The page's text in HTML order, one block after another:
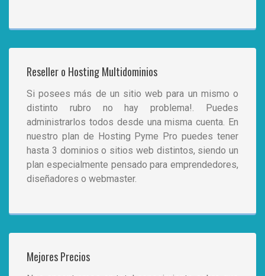
Reseller o Hosting Multidominios
Si posees más de un sitio web para un mismo o
distinto rubro no hay problema!. Puedes
administrarlos todos desde una misma cuenta. En
nuestro plan de Hosting Pyme Pro puedes tener
hasta 3 dominios o sitios web distintos, siendo un
plan especialmente pensado para emprendedores,
diseñadores o webmaster.
Mejores Precios